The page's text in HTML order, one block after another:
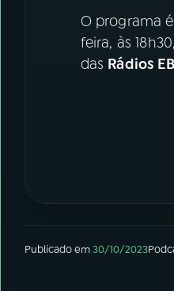
O programa
feira, às
das Rádios
Publicado em30/10/2023